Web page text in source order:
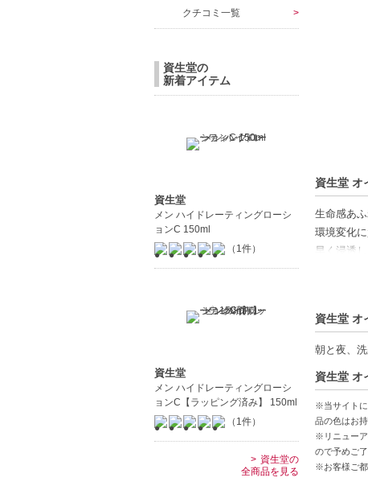
資生堂 オ
生命感あ
環境変化
早く浸透
【商品の
角層まで
多用途に
【こんな
乾燥肌や
うるおいと
資生堂 オ
朝と夜、
資生堂 オ
※当サイトに
品の色はお
※リニューア
ので予めご了
※お客様ご都
クチコミ一覧
資生堂の
新着アイテム
資生堂
メン ハイドレーティングローシ
ョンC 150ml
（1件）
資生堂
メン ハイドレーティングローシ
ョンC【ラッピング済み】 150ml
（1件）
資生堂の
全商品を見る